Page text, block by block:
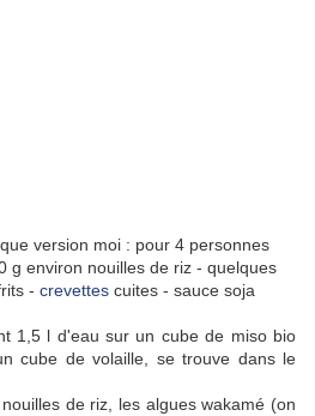
version moi : pour 4 personnes
g environ nouilles de riz - quelques
- crevettes cuites - sauce soja
1,5 l d'eau sur un cube de miso bio
cube de volaille, se trouve dans le
de riz, les algues wakamé (on